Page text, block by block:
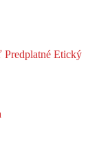
Predplatné Etický